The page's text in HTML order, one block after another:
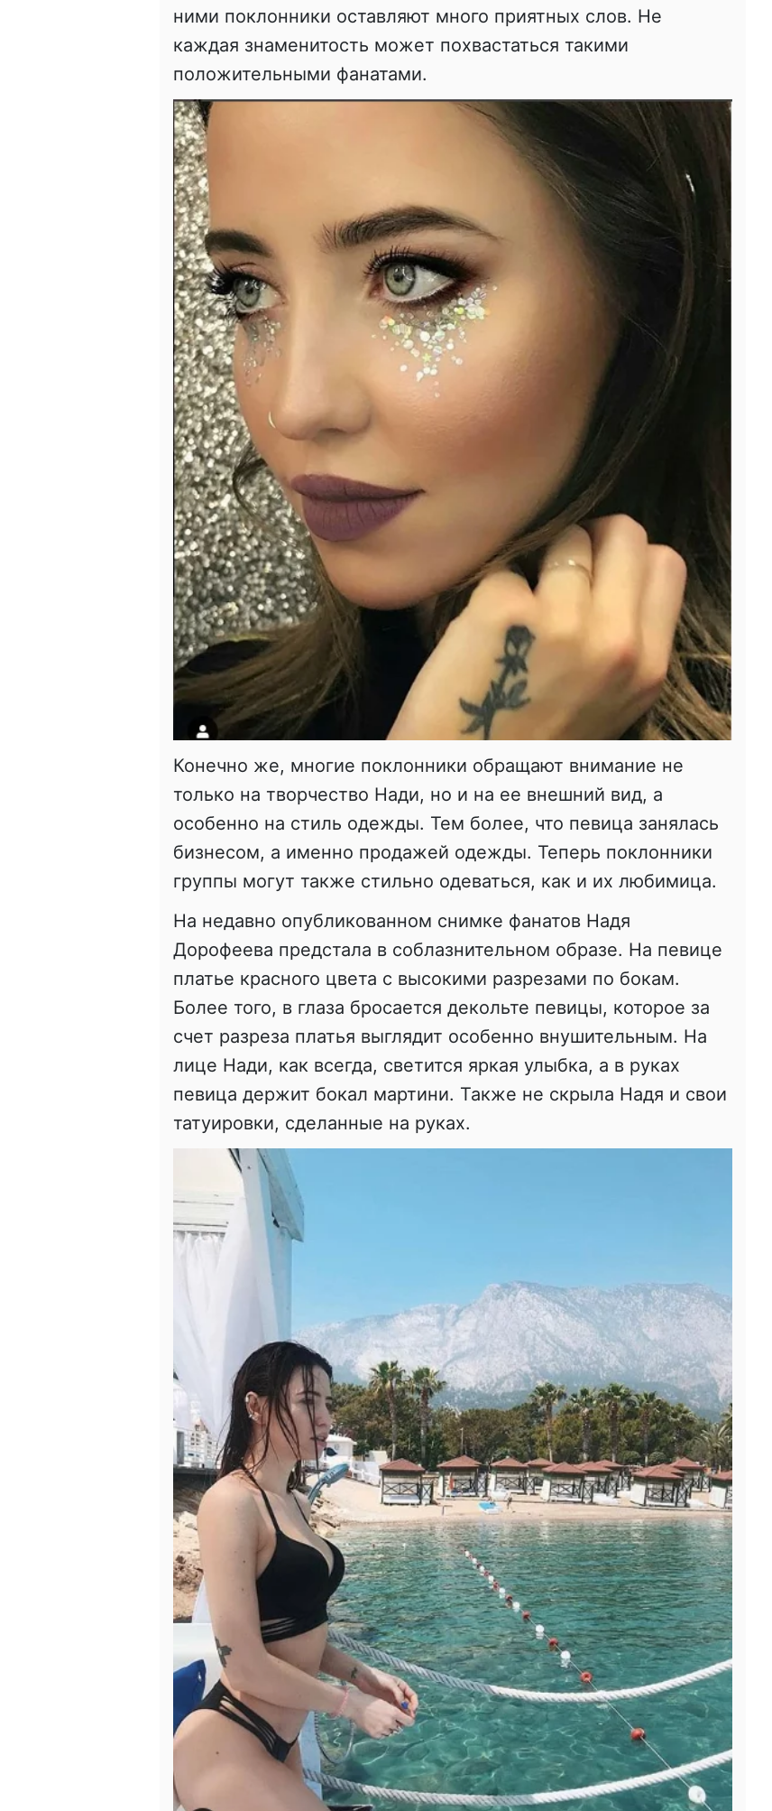
ними поклонники оставляют много приятных слов. Не
каждая знаменитость может похвастаться такими
положительными фанатами.
Конечно же, многие поклонники обращают внимание не
только на творчество Нади, но и на ее внешний вид, а
особенно на стиль одежды. Тем более, что певица занялась
бизнесом, а именно продажей одежды. Теперь поклонники
группы могут также стильно одеваться, как и их любимица.
На недавно опубликованном снимке фанатов Надя
Дорофеева предстала в соблазнительном образе. На певице
платье красного цвета с высокими разрезами по бокам.
Более того, в глаза бросается декольте певицы, которое за
счет разреза платья выглядит особенно внушительным. На
лице Нади, как всегда, светится яркая улыбка, а в руках
певица держит бокал мартини. Также не скрыла Надя и свои
татуировки, сделанные на руках.